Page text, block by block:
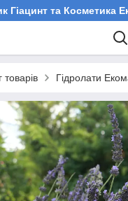
Гіацинт та Косметика
товарів Гідролати